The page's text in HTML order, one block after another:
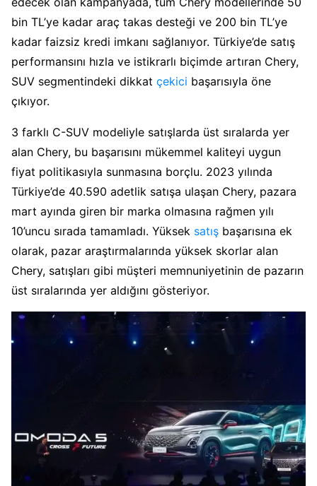
bin TL’ye kadar araç takas desteği ve 200 bin TL’ye
kadar faizsiz kredi imkanı sağlanıyor. Türkiye’de satış
performansını hızla ve istikrarlı biçimde artıran Chery,
SUV segmentindeki dikkat çekici başarısıyla öne
çıkıyor.
3 farklı C-SUV modeliyle satışlarda üst sıralarda yer
alan Chery, bu başarısını mükemmel kaliteyi uygun
fiyat politikasıyla sunmasına borçlu. 2023 yılında
Türkiye’de 40.590 adetlik satışa ulaşan Chery, pazara
mart ayında giren bir marka olmasına rağmen yılı
10’uncu sırada tamamladı. Yüksek satış başarısına ek
olarak, pazar araştırmalarında yüksek skorlar alan
Chery, satışları gibi müşteri memnuniyetinin de pazarın
üst sıralarında yer aldığını gösteriyor.